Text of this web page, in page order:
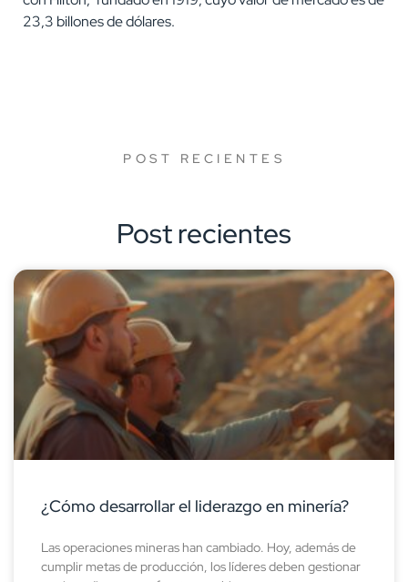
23,3 billones de dólares.
POST RECIENTES
Post recientes
¿Cómo desarrollar el liderazgo en minería?
Las operaciones mineras han cambiado. Hoy, además de
cumplir metas de producción, los líderes deben gestionar